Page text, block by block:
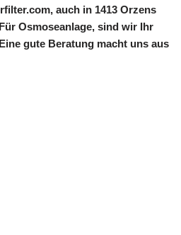
auch in 1413 Orzens
Osmoseanlage, sind wir Ihr
gute Beratung macht uns aus